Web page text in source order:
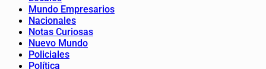
Mundo Empresarios
Nacionales
Notas Curiosas
Nuevo Mundo
Policiales
Política